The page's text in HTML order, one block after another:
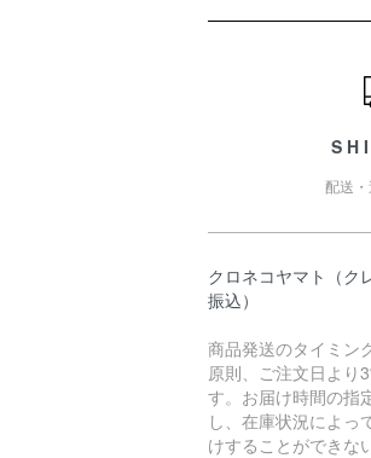
配送
クロネコヤマト（ク
振込）
商品発送のタイミン
原則、ご注文日より
す。お届け時間の指
し、在庫状況によっ
けすることができな